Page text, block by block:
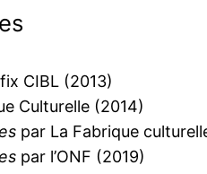
CIBL (2013)
Culturelle (2014)
par La Fabrique
par l’ONF (2019)